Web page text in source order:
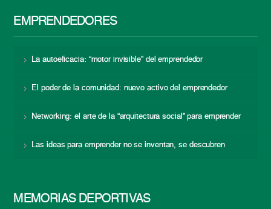
EMPRENDEDORES
La autoeficacia: “motor invisible” del emprendedor
El poder de la comunidad: nuevo activo del emprendedor
Networking: el arte de la “arquitectura social” para emprender
Las ideas para emprender no se inventan, se descubren
MEMORIAS DEPORTIVAS